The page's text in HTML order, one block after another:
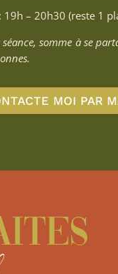
19h – 20h30 (reste 1
somme à se
MOI PAR